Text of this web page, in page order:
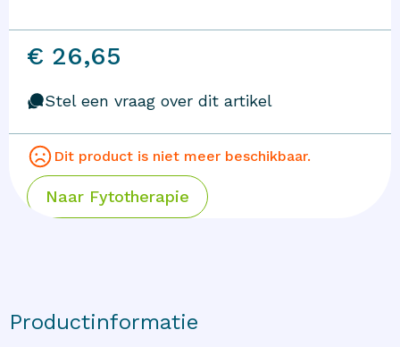
€ 26,65
Stel een vraag over dit artikel
Dit product is niet meer beschikbaar.
Naar Fytotherapie
Productinformatie